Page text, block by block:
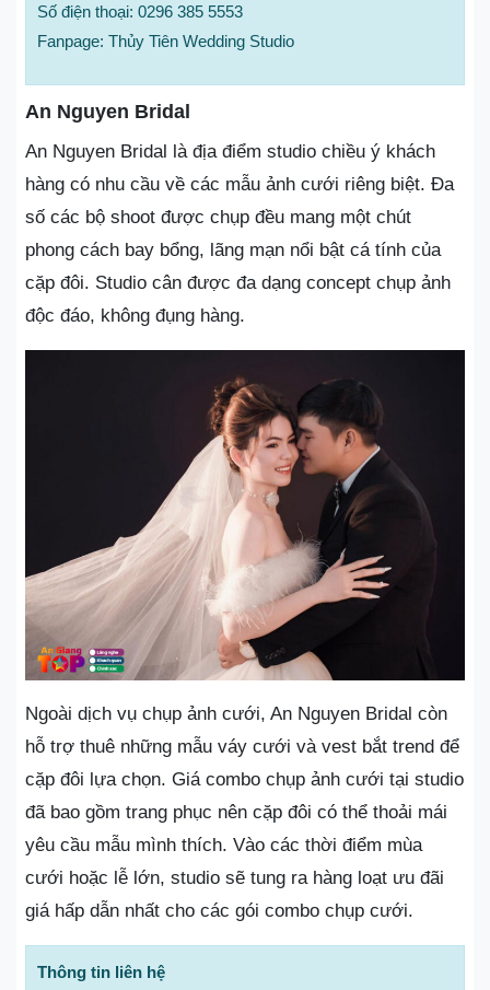
Số điện thoại: 0296 385 5553
Fanpage: Thủy Tiên Wedding Studio
An Nguyen Bridal
An Nguyen Bridal là địa điểm studio chiều ý khách
hàng có nhu cầu về các mẫu ảnh cưới riêng biệt. Đa
số các bộ shoot được chụp đều mang một chút
phong cách bay bổng, lãng mạn nổi bật cá tính của
cặp đôi. Studio cân được đa dạng concept chụp ảnh
độc đáo, không đụng hàng.
Ngoài dịch vụ chụp ảnh cưới, An Nguyen Bridal còn
hỗ trợ thuê những mẫu váy cưới và vest bắt trend để
cặp đôi lựa chọn. Giá combo chụp ảnh cưới tại studio
đã bao gồm trang phục nên cặp đôi có thể thoải mái
yêu cầu mẫu mình thích. Vào các thời điểm mùa
cưới hoặc lễ lớn, studio sẽ tung ra hàng loạt ưu đãi
giá hấp dẫn nhất cho các gói combo chụp cưới.
Thông tin liên hệ